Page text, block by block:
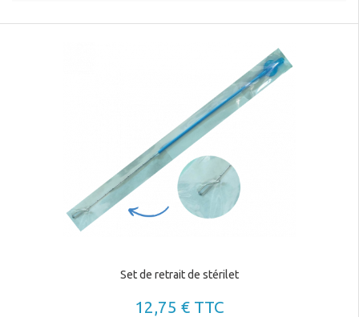
Set de retrait de stérilet
12,75 € TTC